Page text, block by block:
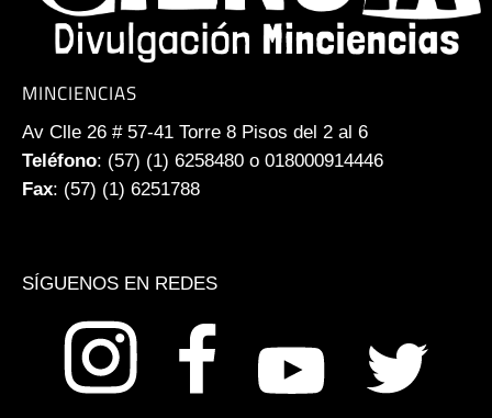
MINCIENCIAS
Av Clle 26 # 57-41 Torre 8 Pisos del 2 al 6
Teléfono: (57) (1) 6258480 o 018000914446
Fax: (57) (1) 6251788
SÍGUENOS EN REDES